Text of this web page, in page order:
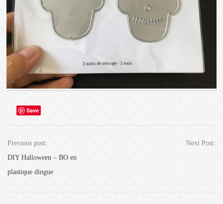
Save
Previous post:
DIY Halloween – BO en
plastique dingue
Next Post: